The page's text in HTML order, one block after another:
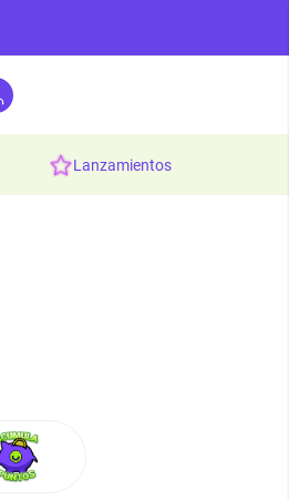
lanzamientos